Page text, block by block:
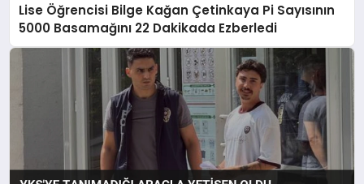
Lise Öğrencisi Bilge Kağan Çetinkaya Pi Sayısının
5000 Basamağını 22 Dakikada Ezberledi